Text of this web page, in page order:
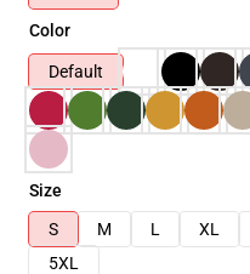
Color
Default
Size
S
M L XL
5XL